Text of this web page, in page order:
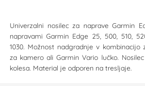
Univerzalni nosilec za naprave Garmin
napravami Garmin Edge 25, 500, 510,
1030. Možnost nadgradnje v kombinacijo
za kamero ali Garmin Vario lučko.
kolesa. Material je odporen na tresljaje.